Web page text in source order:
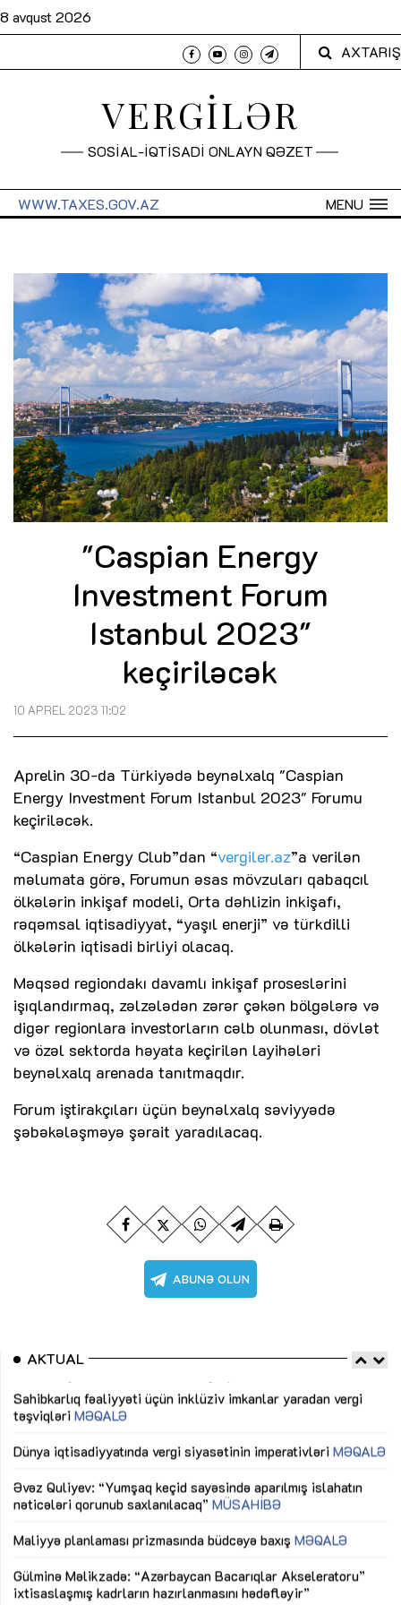
8 avqust 2026
AXTARIŞ
VERGİLƏR
SOSİAL-İQTİSADİ ONLAYN QƏZET
MENU
WWW.TAXES.GOV.AZ
"Caspian Energy
Investment Forum
Istanbul 2023"
keçiriləcək
10 APREL 2023 11:02
Aprelin 30-da Türkiyədə beynəlxalq "Caspian
Energy Investment Forum Istanbul 2023" Forumu
keçiriləcək.
“Caspian Energy Club”dan “vergiler.az”a verilən
məlumata görə, Forumun əsas mövzuları qabaqcıl
ölkələrin inkişaf modeli, Orta dəhlizin inkişafı,
rəqəmsal iqtisadiyyat, “yaşıl enerji” və türkdilli
ölkələrin iqtisadi birliyi olacaq.
Məqsəd regiondakı davamlı inkişaf proseslərini
işıqlandırmaq, zəlzələdən zərər çəkən bölgələrə və
digər regionlara investorların cəlb olunması, dövlət
və özəl sektorda həyata keçirilən layihələri
beynəlxalq arenada tanıtmaqdır.
Forum iştirakçıları üçün beynəlxalq səviyyədə
şəbəkələşməyə şərait yaradılacaq.
AKTUAL
Sahibkarlıq fəaliyyəti üçün inklüziv imkanlar yaradan vergi
təşviqləriMƏQALƏ
Dünya iqtisadiyyatında vergi siyasətinin imperativləri MƏQALƏ
Əvəz Quliyev: “Yumşaq keçid sayəsində aparılmış islahatın
nəticələri qorunub saxlanılacaq”MÜSAHİBƏ
Maliyyə planlaması prizmasında büdcəyə baxış MƏQALƏ
Gülminə Məlikzadə: “Azərbaycan Bacarıqlar Akseleratoru”
ixtisaslaşmış kadrların hazırlanmasını hədəfləyir”